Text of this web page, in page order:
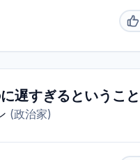
遅すぎるということ
(政治家)